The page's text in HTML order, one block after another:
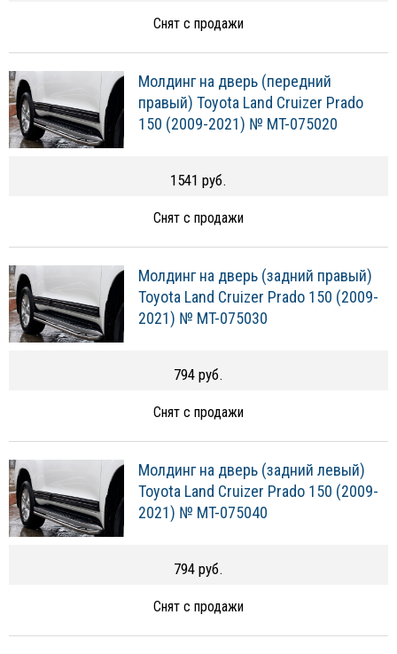
Снят с продажи
Молдинг на дверь (передний
правый) Toyota Land Cruizer Prado
150 (2009-2021) № MT-075020
1541 руб.
Снят с продажи
Молдинг на дверь (задний правый)
Toyota Land Cruizer Prado 150 (2009-
2021) № MT-075030
794 руб.
Снят с продажи
Молдинг на дверь (задний левый)
Toyota Land Cruizer Prado 150 (2009-
2021) № MT-075040
794 руб.
Снят с продажи